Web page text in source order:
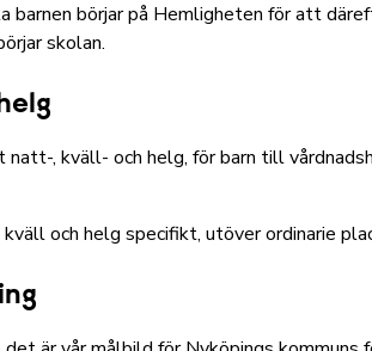
barnen börjar på Hemligheten för att
skolan.
, kväll- och helg, för barn till
och helg specifikt, utöver ordinarie